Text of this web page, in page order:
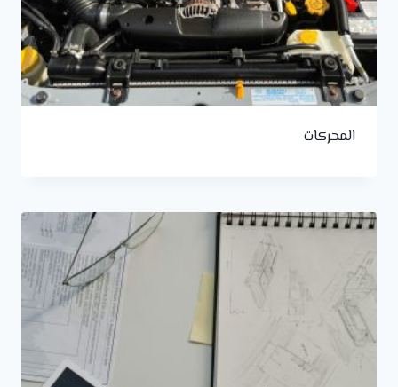
المحركات